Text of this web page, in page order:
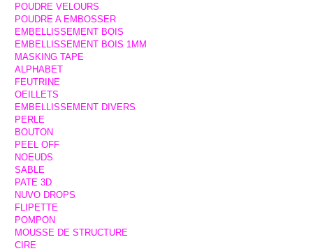
POUDRE VELOURS
POUDRE A EMBOSSER
EMBELLISSEMENT BOIS
EMBELLISSEMENT BOIS 1MM
MASKING TAPE
ALPHABET
FEUTRINE
OEILLETS
EMBELLISSEMENT DIVERS
PERLE
BOUTON
PEEL OFF
NOEUDS
SABLE
PATE 3D
NUVO DROPS
FLIPETTE
POMPON
MOUSSE DE STRUCTURE
CIRE